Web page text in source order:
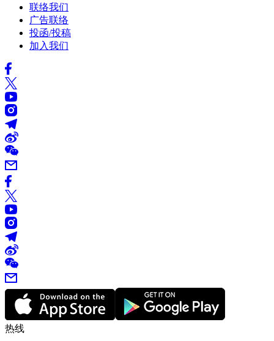
联络我们
广告联络
投函/投稿
加入我们
热线